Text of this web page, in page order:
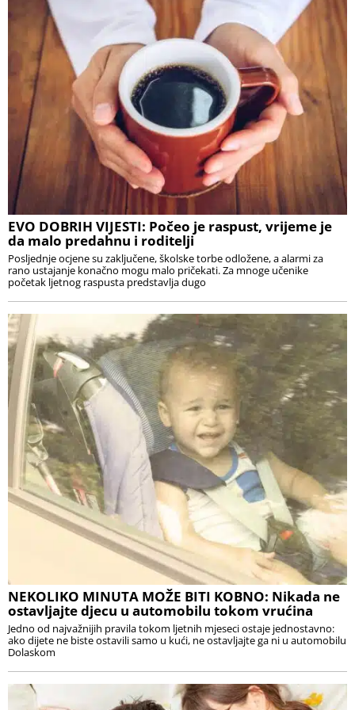
EVO DOBRIH VIJESTI: Počeo je raspust, vrijeme je
da malo predahnu i roditelji
Posljednje ocjene su zaključene, školske torbe odložene, a alarmi za
rano ustajanje konačno mogu malo pričekati. Za mnoge učenike
početak ljetnog raspusta predstavlja dugo
NEKOLIKO MINUTA MOŽE BITI KOBNO: Nikada ne
ostavljajte djecu u automobilu tokom vrućina
Jedno od najvažnijih pravila tokom ljetnih mjeseci ostaje jednostavno:
ako dijete ne biste ostavili samo u kući, ne ostavljajte ga ni u automobilu
Dolaskom